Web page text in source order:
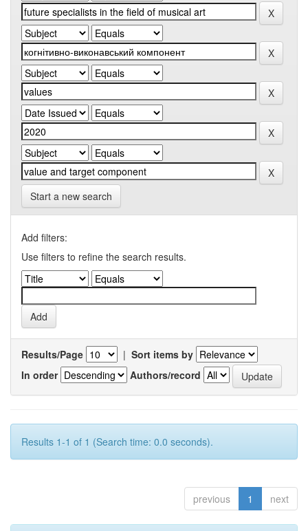
Start a new search
Add filters:
Use filters to refine the search results.
Results/Page | Sort items by
In order
Authors/record
Results 1-1 of 1 (Search time: 0.0 seconds).
previous 1 next